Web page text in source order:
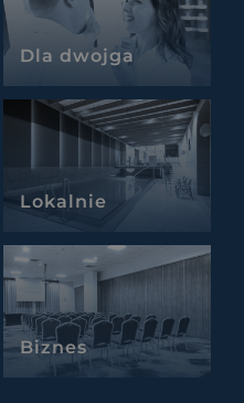
Dla dwojga
Lokalnie
Biznes